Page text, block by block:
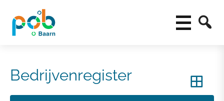
Bedrijvenregister